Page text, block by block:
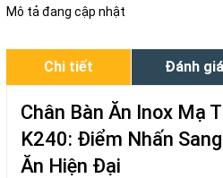
Mô tả đang cập nhật
Chi tiết Đánh giá
Chân Bàn Ăn Inox Mạ
K240: Điểm Nhấn
Ăn Hiện Đại